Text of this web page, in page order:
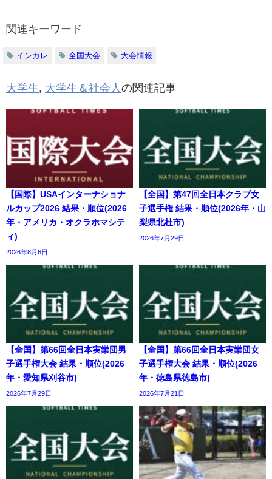
関連キーワード
インカレ 全国大会 大会情報
大学生 大学生＆社会人 の関連記事
【国際】USAインターナショナ
ルカップ2026 結果・順位(2026
年・アメリカ・オクラホマシテ
ィ)
2026年8月6日
【全国】第47回全日本クラブ女
子選手権 結果・順位(2026年・山
梨県北杜市)
2026年7月29日
【全国】第66回全日本実業団男
子選手権大会 結果・順位(2026
年・愛知県刈谷市)
2026年7月29日
【全国】第66回全日本実業団女
子選手権大会 結果・順位(2026
年・徳島県徳島市)
2026年7月21日